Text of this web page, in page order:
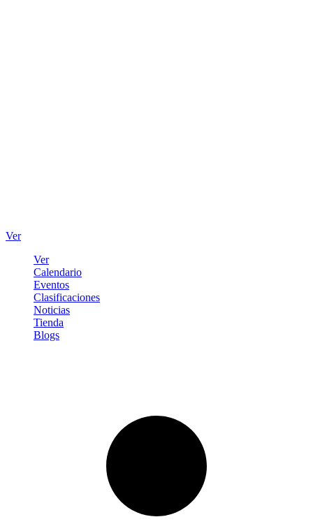
Ver
Ver
Calendario
Eventos
Clasificaciones
Noticias
Tienda
Blogs